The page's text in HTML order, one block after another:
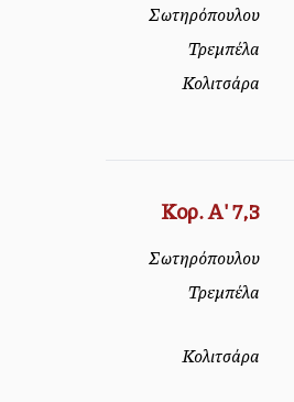
Σωτηρόπουλου
Τρεμπέλα
Κολιτσάρα
Κορ. Α' 7,3
Σωτηρόπουλου
Τρεμπέλα
Κολιτσάρα